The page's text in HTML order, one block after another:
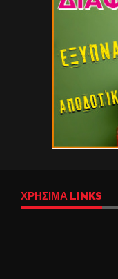
ΧΡΉΣΙΜΑ LINKS